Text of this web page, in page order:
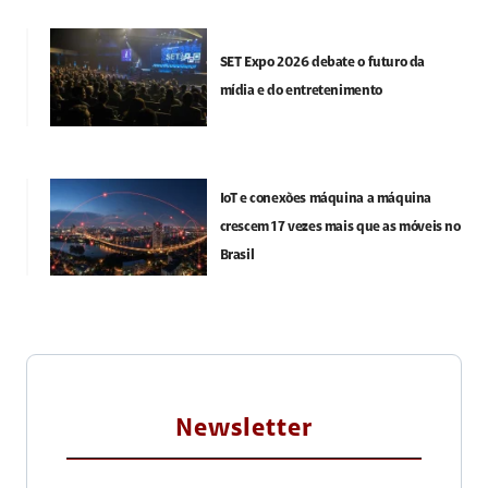
SET Expo 2026 debate o futuro da
mídia e do entretenimento
IoT e conexões máquina a máquina
crescem 17 vezes mais que as móveis no
Brasil
Newsletter